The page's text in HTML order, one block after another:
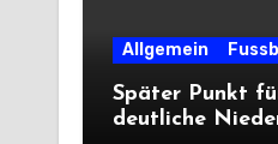
Allgemein
Später Punkt
deutliche